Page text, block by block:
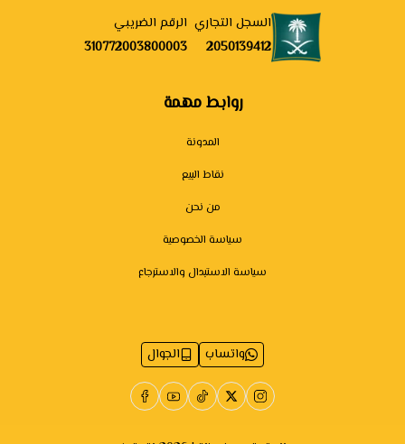
روابط مهمة
المدونة
نقاط البيع
من نحن
سياسة الخصوصية
سياسة الاستبدال والاسترجاع
السجل التجاري
2050139412
الرقم الضريبي
310772003800003
واتساب الجوال